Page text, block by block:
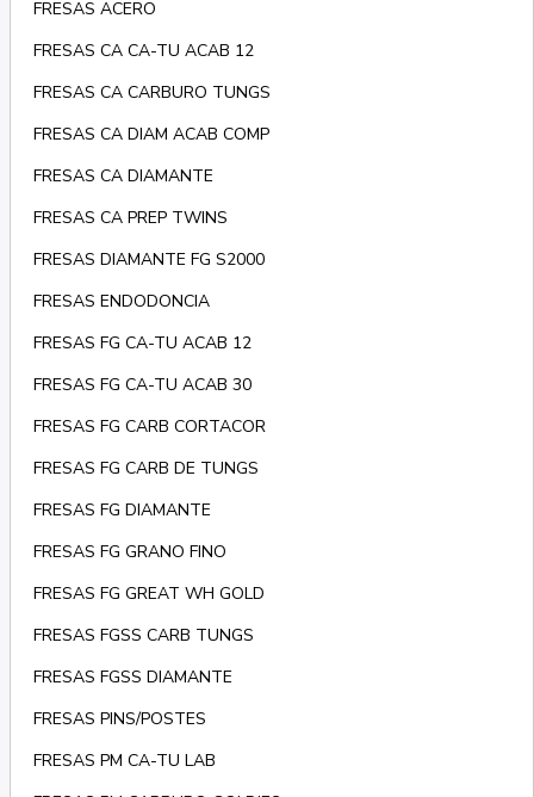
FRESAS ACERO
FRESAS CA CA-TU ACAB 12
FRESAS CA CARBURO TUNGS
FRESAS CA DIAM ACAB COMP
FRESAS CA DIAMANTE
FRESAS CA PREP TWINS
FRESAS DIAMANTE FG S2000
FRESAS ENDODONCIA
FRESAS FG CA-TU ACAB 12
FRESAS FG CA-TU ACAB 30
FRESAS FG CARB CORTACOR
FRESAS FG CARB DE TUNGS
FRESAS FG DIAMANTE
FRESAS FG GRANO FINO
FRESAS FG GREAT WH GOLD
FRESAS FGSS CARB TUNGS
FRESAS FGSS DIAMANTE
FRESAS PINS/POSTES
FRESAS PM CA-TU LAB